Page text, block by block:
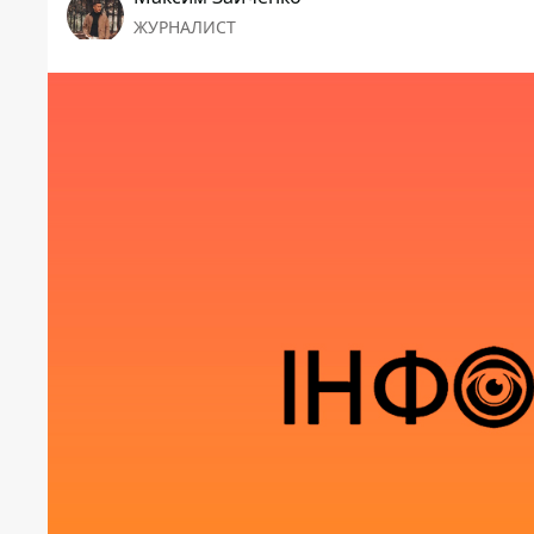
ЖУРНАЛИСТ